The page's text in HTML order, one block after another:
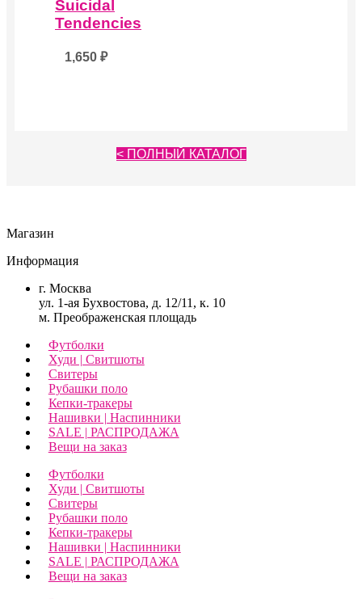
Suicidal
Tendencies
1,650₽
< ПОЛНЫЙ КАТАЛОГ
Магазин
Информация
г. Москва
ул. 1-ая Бухвостова, д. 12/11, к. 10
м. Преображенская площадь
Футболки
Худи | Свитшоты
Свитеры
Рубашки поло
Кепки-тракеры
Нашивки | Наспинники
SALE | РАСПРОДАЖА
Вещи на заказ
Футболки
Худи | Свитшоты
Свитеры
Рубашки поло
Кепки-тракеры
Нашивки | Наспинники
SALE | РАСПРОДАЖА
Вещи на заказ